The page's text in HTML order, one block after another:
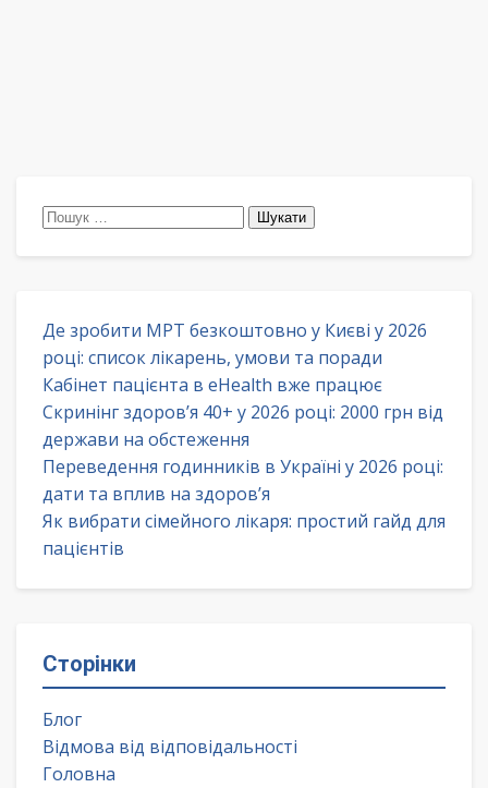
Пошук:
Де зробити МРТ безкоштовно у Києві у 2026
році: список лікарень, умови та поради
Кабінет пацієнта в eHealth вже працює
Скринінг здоров’я 40+ у 2026 році: 2000 грн від
держави на обстеження
Переведення годинників в Україні у 2026 році:
дати та вплив на здоров’я
Як вибрати сімейного лікаря: простий гайд для
пацієнтів
Сторінки
Блог
Відмова від відповідальності
Головна